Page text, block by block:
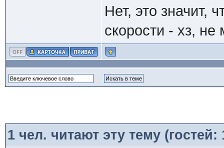
Нет, это значит,
скорости - хз,
1чел. читают эту тему